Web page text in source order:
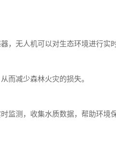
，无人机可以对生态环境进行实时
而减少森林火灾的损失。
监测，收集水质数据，帮助环境